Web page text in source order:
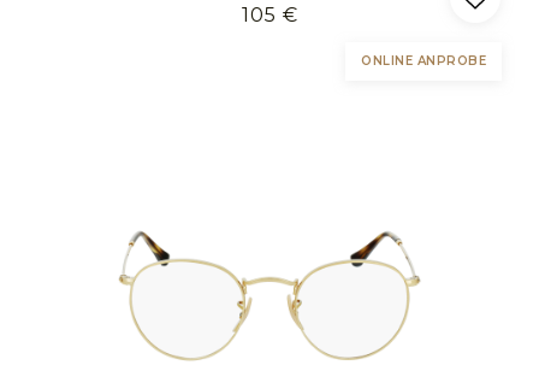
105 €
ONLINE ANPROBE